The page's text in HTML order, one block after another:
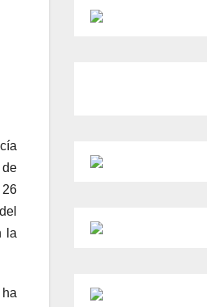
de
26
la